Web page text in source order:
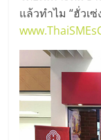
SMEs,
แฟ
รน
ไชส์,
แล้วทำไม “ฮั่วเ